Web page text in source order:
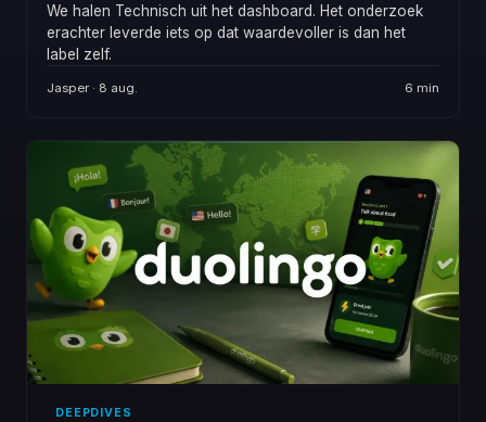
We halen Technisch uit het dashboard. Het onderzoek
erachter leverde iets op dat waardevoller is dan het
label zelf.
Jasper · 8 aug. 6 min
DEEPDIVES